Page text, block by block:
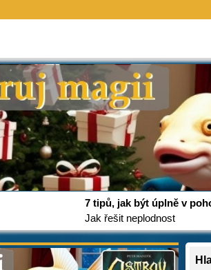
7 tipů, jak být úplně v
Jak řešit neplodnost